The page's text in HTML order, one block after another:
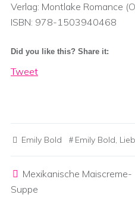
Verlag: Montlake Romance
ISBN: 978-1503940468
Did you like this? Share it:
Tweet
Emily Bold Emily Bold,
Mexikanische Maiscreme-
Suppe